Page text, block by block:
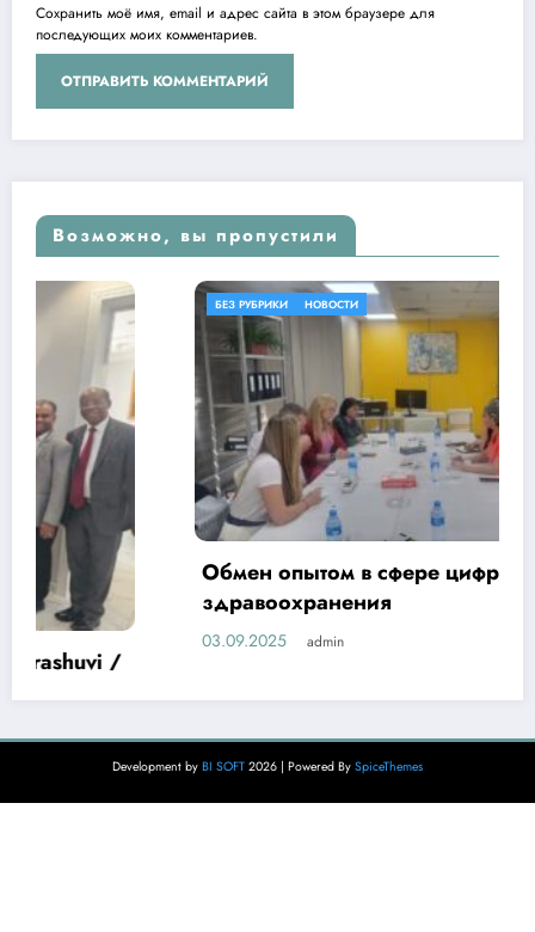
Сохранить моё имя, email и адрес сайта в этом браузере для
последующих моих комментариев.
Возможно, вы пропустили
БЕЗ РУБРИКИ
Обмен опытом в сфере цифровизации
здравоохранения
Development by BI SOFT 2026 | Powered By SpiceThemes